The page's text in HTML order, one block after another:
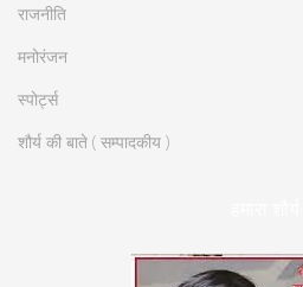
राजनीति
मनोरंजन
स्पोर्ट्स
शौर्य की बाते ( सम्पादकीय )